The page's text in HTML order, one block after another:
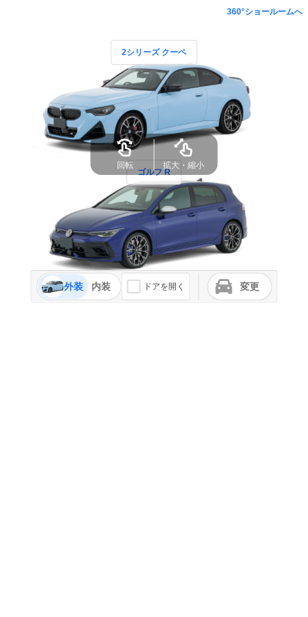
360°ショールームへ
2シリーズ クーペ
ゴルフ R
外装 内装 ドアを開く 変更
回転 拡大・縮小